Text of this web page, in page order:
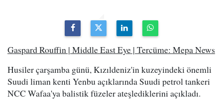
Gaspard Rouffin | Middle East Eye | Tercüme: Mepa News
Husiler çarşamba günü, Kızıldeniz'in kuzeyindeki önemli
Suudi liman kenti Yenbu açıklarında Suudi petrol tankeri
NCC Wafaa'ya balistik füzeler ateşlediklerini açıkladı.